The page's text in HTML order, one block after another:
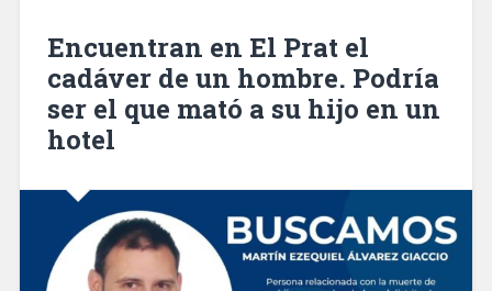
Encuentran en El Prat el
cadáver de un hombre. Podría
ser el que mató a su hijo en un
hotel